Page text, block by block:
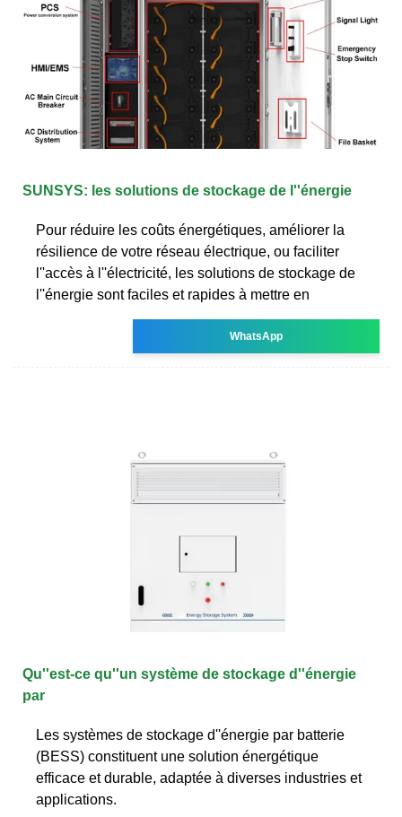
SUNSYS: les solutions de stockage de l''énergie
Pour réduire les coûts énergétiques, améliorer la
résilience de votre réseau électrique, ou faciliter
l''accès à l''électricité, les solutions de stockage de
l''énergie sont faciles et rapides à mettre en
WhatsApp
Qu''est-ce qu''un système de stockage d''énergie
par
Les systèmes de stockage d''énergie par batterie
(BESS) constituent une solution énergétique
efficace et durable, adaptée à diverses industries et
applications.